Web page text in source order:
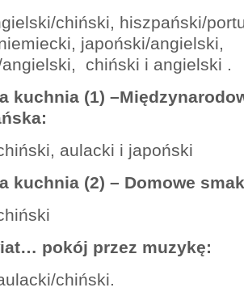
chiński, hiszpański/
japoński/angielski,
chiński i angielski .
kuchnia (1)
aulacki i japoński
kuchnia (2) – Domowe
pokój przez muzykę:
chiński.